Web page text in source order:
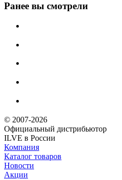
Ранее вы смотрели
© 2007-2026
Официальный дистрибьютoр
ILVE в России
Компания
Каталог товаров
Новости
Акции